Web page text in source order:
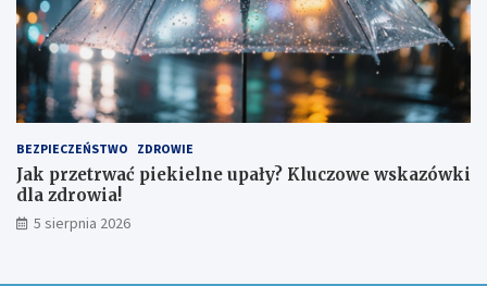
BEZPIECZEŃSTWO ZDROWIE
Jak przetrwać piekielne upały? Kluczowe wskazówki
dla zdrowia!
5 sierpnia 2026